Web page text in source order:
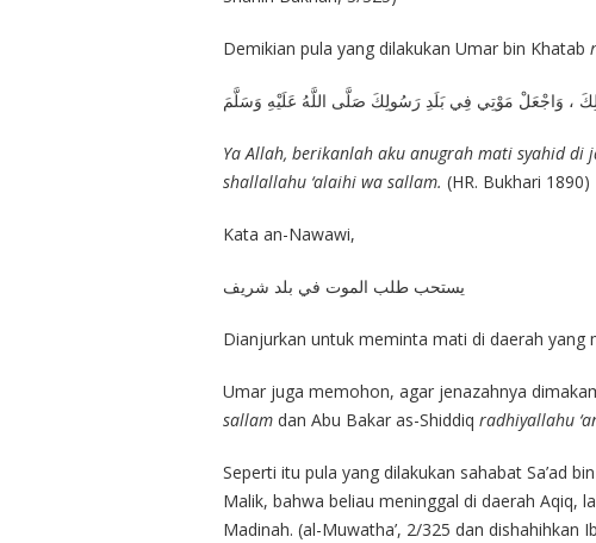
Demikian pula yang dilakukan Umar bin Khatab
، وَاجْعَلْ مَوْتِي فِي بَلَدِ رَسُولِكَ صَلَّى اللَّهُ عَلَيْهِ وَسَلَّمَ
Ya Allah, berikanlah aku anugrah mati syahid
shallallahu ‘alaihi wa sallam. (HR. Bukhari 1890)
Kata an-Nawawi,
يستحب طلب الموت في بلد شريف
Dianjurkan untuk meminta mati di daerah yang
Umar juga memohon, agar jenazahnya
sallam dan Abu Bakar as-Shiddiq radhiyallahu
Seperti itu pula yang dilakukan sahabat Sa’ad
Malik, bahwa beliau meninggal di daerah Aqiq,
Madinah. (al-Muwatha’, 2/325 dan dishahihkan